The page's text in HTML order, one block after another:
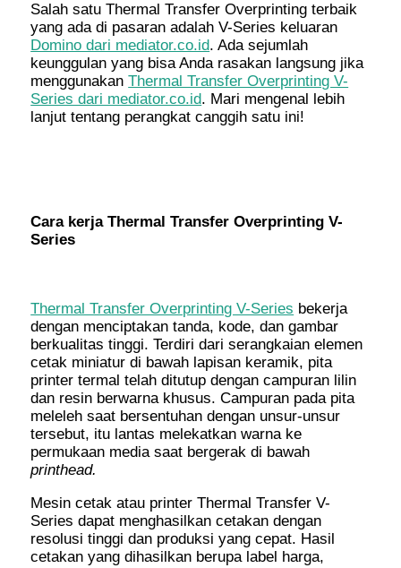
Salah satu Thermal Transfer Overprinting terbaik
yang ada di pasaran adalah V-Series keluaran
Domino dari mediator.co.id. Ada sejumlah
keunggulan yang bisa Anda rasakan langsung jika
menggunakanThermal Transfer Overprinting V-
Series dari mediator.co.id. Mari mengenal lebih
lanjut tentang perangkat canggih satu ini!
Cara kerja Thermal Transfer Overprinting V-
Series
Thermal Transfer Overprinting V-Series bekerja
dengan menciptakan tanda, kode, dan gambar
berkualitas tinggi. Terdiri dari serangkaian elemen
cetak miniatur di bawah lapisan keramik, pita
printer termal telah ditutup dengan campuran lilin
dan resin berwarna khusus. Campuran pada pita
meleleh saat bersentuhan dengan unsur-unsur
tersebut, itu lantas melekatkan warna ke
permukaan media saat bergerak di bawah
printhead.
Mesin cetak atau printer Thermal Transfer V-
Series dapat menghasilkan cetakan dengan
resolusi tinggi dan produksi yang cepat. Hasil
cetakan yang dihasilkan berupa label harga,